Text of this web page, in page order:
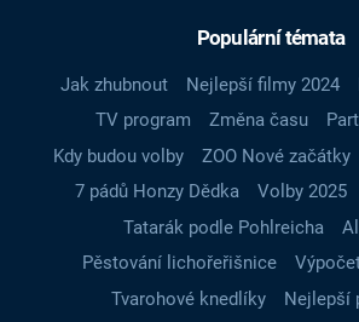
Populární témata
Jak zhubnout Nejlepší filmy 2024
TV program
Změna času
Kdy budou volby
ZOO Nové začátky
7 pádů Honzy Dědka
Volby 2025
Tatarák podle Pohlreicha
Pěstování lichořeřišnice
Tvarohové knedlíky
Nejlepší